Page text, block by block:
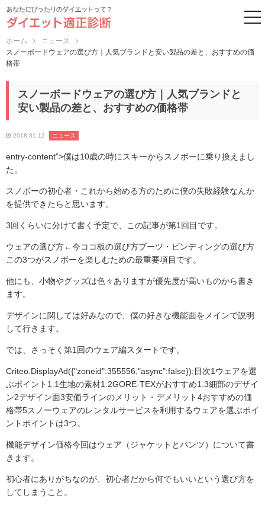
ホーム
ニュース
スノーボードウェアの選び方｜人気ブランドと安い製品の差と、おすすめの価
格帯
スノーボードウェアの選び方｜人気ブランドと
安い製品の差と、おすすめの価格帯
2018.01.12 ニュース
entry-content">僕は10歳の時にスキーからスノボーに乗り換えまし
た。
スノボーの初心者・これから始める方のために僕の失敗経験なんか
を提供できたらと思います。
3回くらいに分けて書く予定で、この記事が第1回目です。
ウェアの選び方←今ココ板の選び方ブーツ・ビンディングの選び方
この3つがスノボーを楽しむための最重要項目です。
他にも、小物やグッズは色々ありますが優先度が高いものから書き
ます。
デザインに関しては好みなので、僕の好きな機能面をメインで説明
して行きます。
では、さっそく第1回のウェア編スタートです。
Criteo.DisplayAd({"zoneid":355556,"async":false});目次1ウェアを選
ぶポイント1.1生地の素材1.2GORE-TEXがおすすめ1.3細部のデザイ
ン2デザイン面3安価ラインのメリット・デメリット4おすすめの価
格帯5スノーウェアのレンタルサービスを利用するウェアを選ぶポイ
ントポイントは3つ。
機能デザイン価格今回はウェア（ジャケットとパンツ）について書
きます。
初心者にありがちなのが、初心者だから何でもいいという選び方を
してしまうこと。